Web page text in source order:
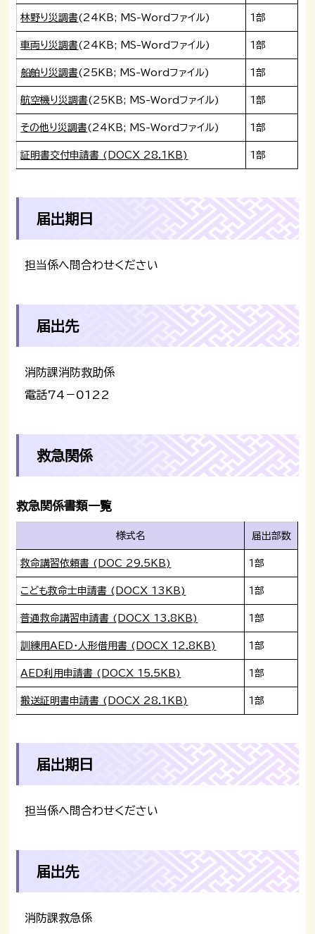
林野り災調書(24KB; MS-Wordファイル) 1部
車両り災調書(24KB; MS-Wordファイル) 1部
船舶り災調書(25KB; MS-Wordファイル) 1部
航空機り災調書(25KB; MS-Wordファイル) 1部
その他り災調書(24KB; MS-Wordファイル) 1部
証明書交付申請書 (DOCX 28.1KB) 1部
届出期日
担当係へ問合わせください
届出先
消防課消防救助係
電話74－0122
救急関係
救急関係書類一覧
様式名 届出部数
救命講習依頼書 (DOC 29.5KB) 1部
こども救命士申請書 (DOCX 13KB) 1部
普通救命講習申請書 (DOCX 13.8KB) 1部
訓練用AED・人形借用書 (DOCX 12.8KB) 1部
AED利用申請書 (DOCX 15.5KB) 1部
搬送証明書申請書 (DOCX 28.1KB) 1部
届出期日
担当係へ問合わせください
届出先
消防課救急係